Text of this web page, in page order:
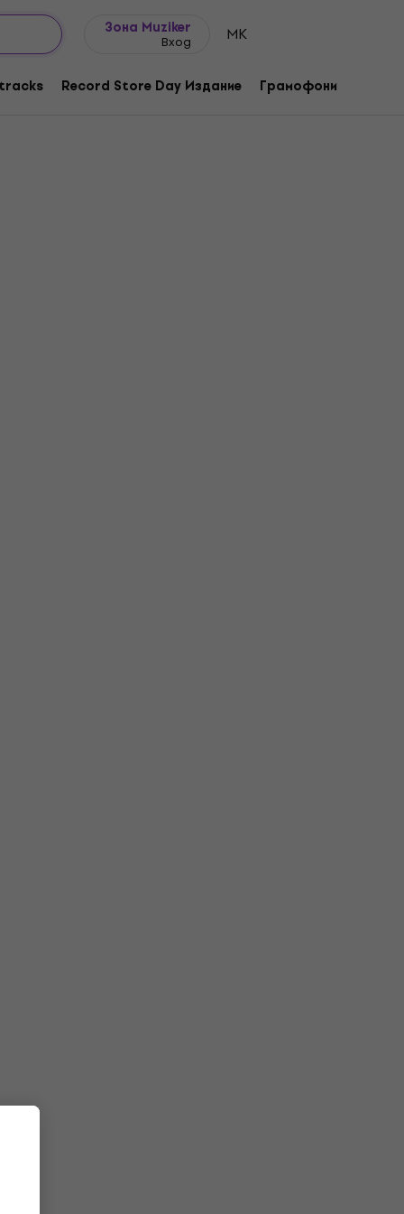
Зона Muziker
Вход MK
Record Store Day Издание Грамофони